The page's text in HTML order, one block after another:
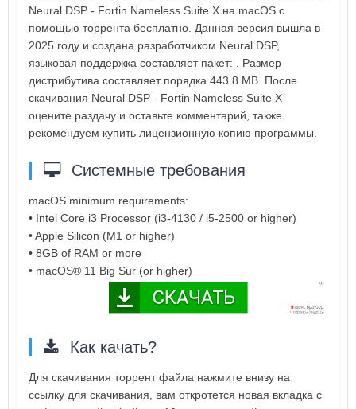
Neural DSP - Fortin Nameless Suite X на macOS с
помощью торрента бесплатно. Данная версия вышла в
2025 году и создана разработчиком Neural DSP,
языковая поддержка составляет пакет: . Размер
дистрибутива составляет порядка 443.8 MB. После
скачивания Neural DSP - Fortin Nameless Suite X
оцените раздачу и оставьте комментарий, также
рекомендуем купить лицензионную копию программы.
Системные требования
macOS minimum requirements:
• Intel Core i3 Processor (i3-4130 / i5-2500 or higher)
• Apple Silicon (M1 or higher)
• 8GB of RAM or more
• macOS® 11 Big Sur (or higher)
Как качать?
Для скачивания торрент файла нажмите внизу на
ссылку для скачивания, вам откротется новая вкладка с